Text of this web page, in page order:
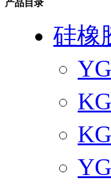
产品目录
硅橡